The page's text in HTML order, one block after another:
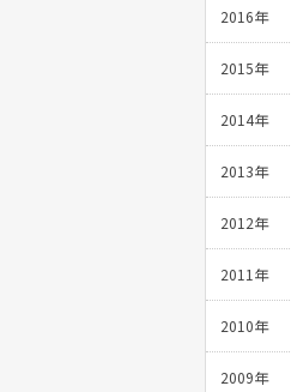
2016年
2015年
2014年
2013年
2012年
2011年
2010年
2009年